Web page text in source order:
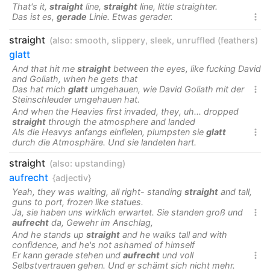
That's it, straight line, straight line, little straighter.

Das ist es, gerade Linie. Etwas gerader.
straight (also: smooth, slippery, sleek, unruffled (feathers)
glatt
And that hit me straight between the eyes, like fucking David
and Goliath, when he gets that

Das hat mich glatt umgehauen, wie David Goliath mit der
Steinschleuder umgehauen hat.
And when the Heavies first invaded, they, uh... dropped
straight through the atmosphere and landed

Als die Heavys anfangs einfielen, plumpsten sie glatt
durch die Atmosphäre. Und sie landeten hart.
straight (also: upstanding)
aufrecht {adjectiv}
Yeah, they was waiting, all right- standing straight and tall,
guns to port, frozen like statues.

Ja, sie haben uns wirklich erwartet. Sie standen groß und
aufrecht da, Gewehr im Anschlag,
And he stands up straight and he walks tall and with
confidence, and he's not ashamed of himself

Er kann gerade stehen und aufrecht und voll
Selbstvertrauen gehen. Und er schämt sich nicht mehr.